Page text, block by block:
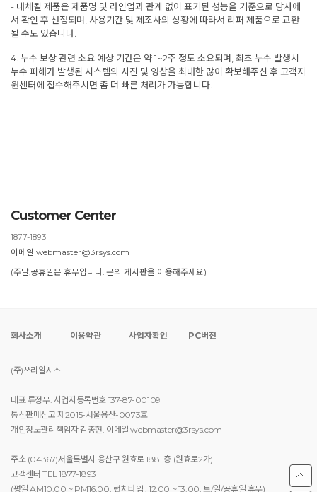
- 대체될 제품은 제품명 및 라인업과 관계 없이 표기된 성능을 기준으로 당사에
서 확인 후 선정되며, 사용기간 및 제조사의 상황에 따라서 리퍼 제품으로 교환
될 수도 있습니다.
4. 누수 보상 관련 소요 예상 기간은 약 1~2주 정도 소요되며, 최초 누수 발생시
누수 피해가 발생된 시스템의 사진 및 영상을 최대한 많이 확보해주신 후 고객지
원센터에 접수해주시면 좀 더 빠른 처리가 가능합니다.
Customer Center
1877-1893
이메일 webmaster@3rsys.com
(주말,공휴일은 휴무입니다. 문의 게시판을 이용해주세요)
회사소개 이용약관 사업자확인 PC버전
(주)쓰리알시스
대표 류정무. 사업자등록번호 137-87-00109
통신판매신고 제2015-서울용산-0073호
개인정보관리책임자 김종현. 이메일 webmaster@3rsys.com
주소 (04367)서울특별시 용산구 원효로 188 1층 (원효로2가)
고객센터 TEL 1877-1893
(평일 AM10:00 ~ PM16:00, 런치타임 : 12:00 ~ 13:00, 토/일/공휴일 휴무)